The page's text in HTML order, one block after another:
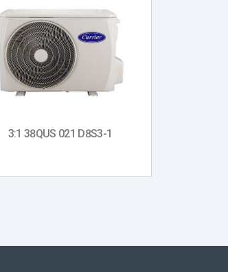
3:1 38QUS 021 D8S3-1